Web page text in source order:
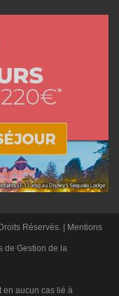
Réservés. | Mentions
de Gestion de la
en aucun cas lié à